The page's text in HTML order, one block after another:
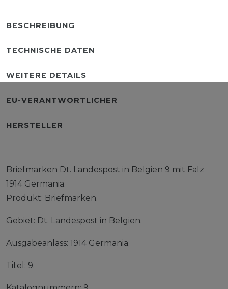
BESCHREIBUNG
TECHNISCHE DATEN
WEITERE DETAILS
EU-VERANTWORTLICHER
HERSTELLER
Briefmarken Dt. Landespost in Belgien 9 mit Falz
1914 Germania.
Produkt: Briefmarken.
Gebiet: Dt. Landespost in Belgien.
Ausgabeanlass: 1914 Germania.
Titel: 9.